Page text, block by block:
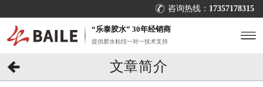
咨询热线： 17357178315
“乐泰胶水” 30年经销商
提供胶水粘结一对一技术支持
文章简介